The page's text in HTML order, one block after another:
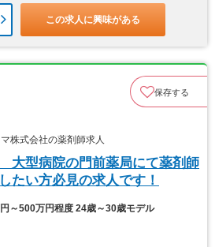
この求人に興味がある
保存する
株式会社の薬剤師求人
大型病院の門前薬局にて薬剤師
たい方必見の求人です！
円～500万円程度 24歳～30歳モデル